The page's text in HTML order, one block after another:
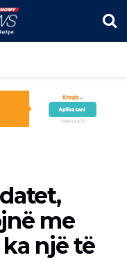
me
një të